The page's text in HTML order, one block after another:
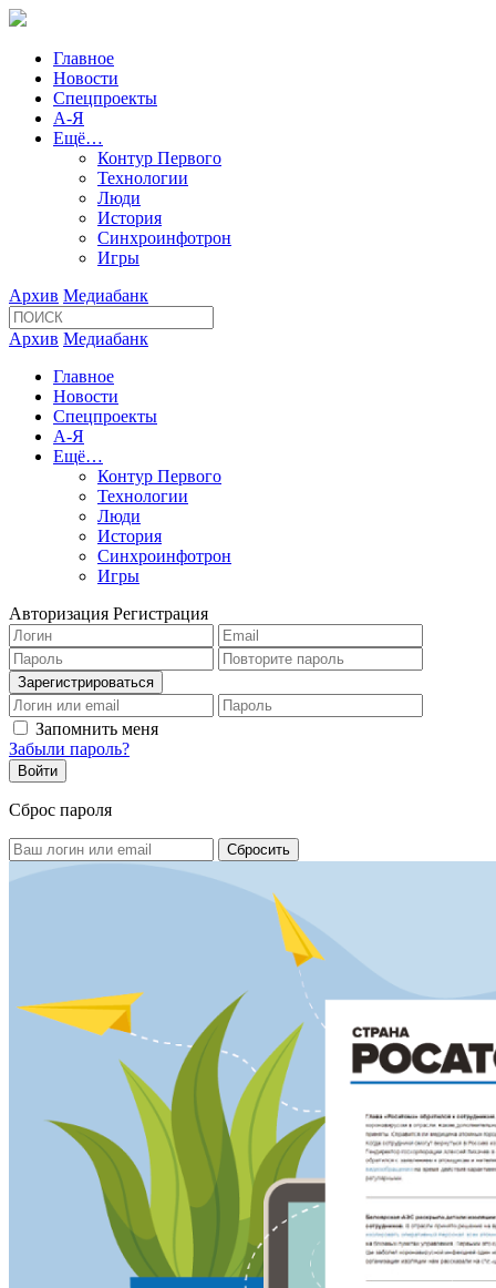
Главное
Новости
Спецпроекты
А-Я
Ещё…
Контур Первого
Технологии
Люди
История
Синхроинфотрон
Игры
Архив Медиабанк
Архив Медиабанк
Главное
Новости
Спецпроекты
А-Я
Ещё…
Контур Первого
Технологии
Люди
История
Синхроинфотрон
Игры
Авторизация Регистрация
Запомнить меня
Забыли пароль?
Сброс пароля